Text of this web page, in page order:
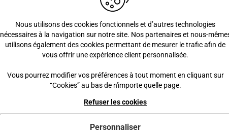
Nous utilisons des cookies fonctionnels et d’autres technologies
nécessaires à la navigation sur notre site. Nos partenaires et nous-
utilisons également des cookies permettant de mesurer le trafic afin de
vous offrir une expérience client personnalisée.
Vous pourrez modifier vos préférences à tout moment en cliquant sur
“Cookies” au bas de n'importe quelle page.
Refuser les cookies
Personnaliser